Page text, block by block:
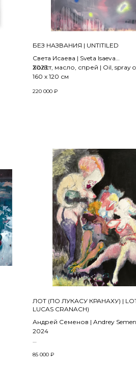
БЕЗ НАЗВАНИЯ | UNTITILED
Света Исаева | Sveta Isaeva
2023
Холст, масло, спрей | Oil, spray
160 х 120 см
220 000 ₽
ЛОТ (ПО ЛУКАСУ КРАНАХУ) |
LUCAS CRANACH)
Андрей Семенов | Andrey
2024
on paper
85 000 ₽